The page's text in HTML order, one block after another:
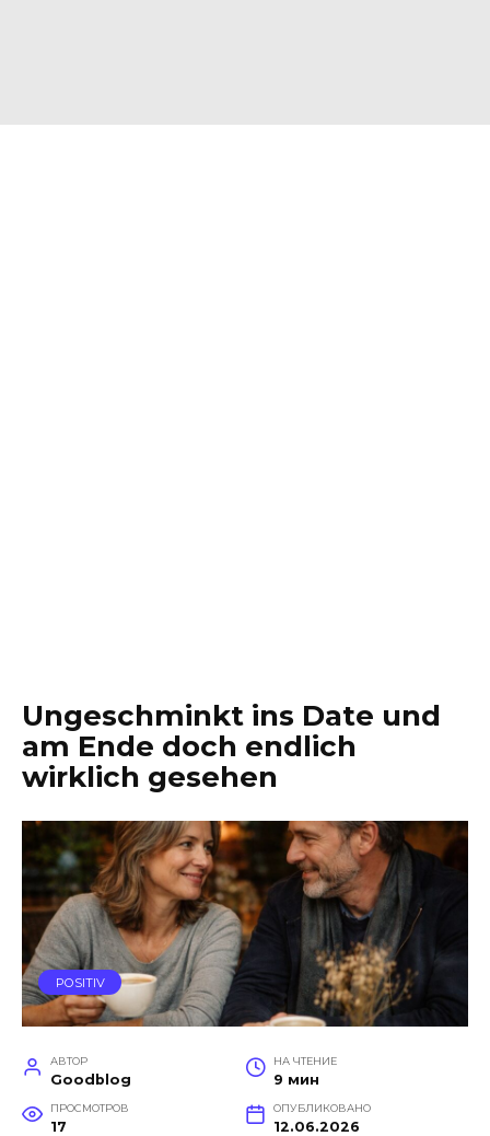
Ungeschminkt ins Date und
am Ende doch endlich
wirklich gesehen
POSITIV
АВТОР
Goodblog
НА ЧТЕНИЕ
9 мин
ПРОСМОТРОВ
17
ОПУБЛИКОВАНО
12.06.2026